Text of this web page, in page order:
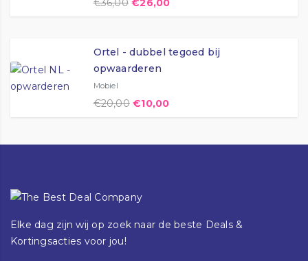
€36,00 €26,00
Ortel - dubbel tegoed bij
opwaarderen
Mobiel
€20,00 €10,00
Elke dag zijn wij op zoek naar de beste Deals &
Kortingsacties voor jou!